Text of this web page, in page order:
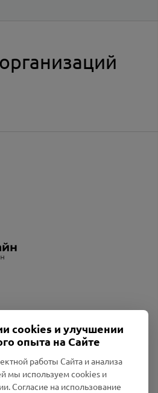
cookies и улучшении
опыта на Сайте
работы Сайта и анализа
мы используем cookies и
Согласие на использование